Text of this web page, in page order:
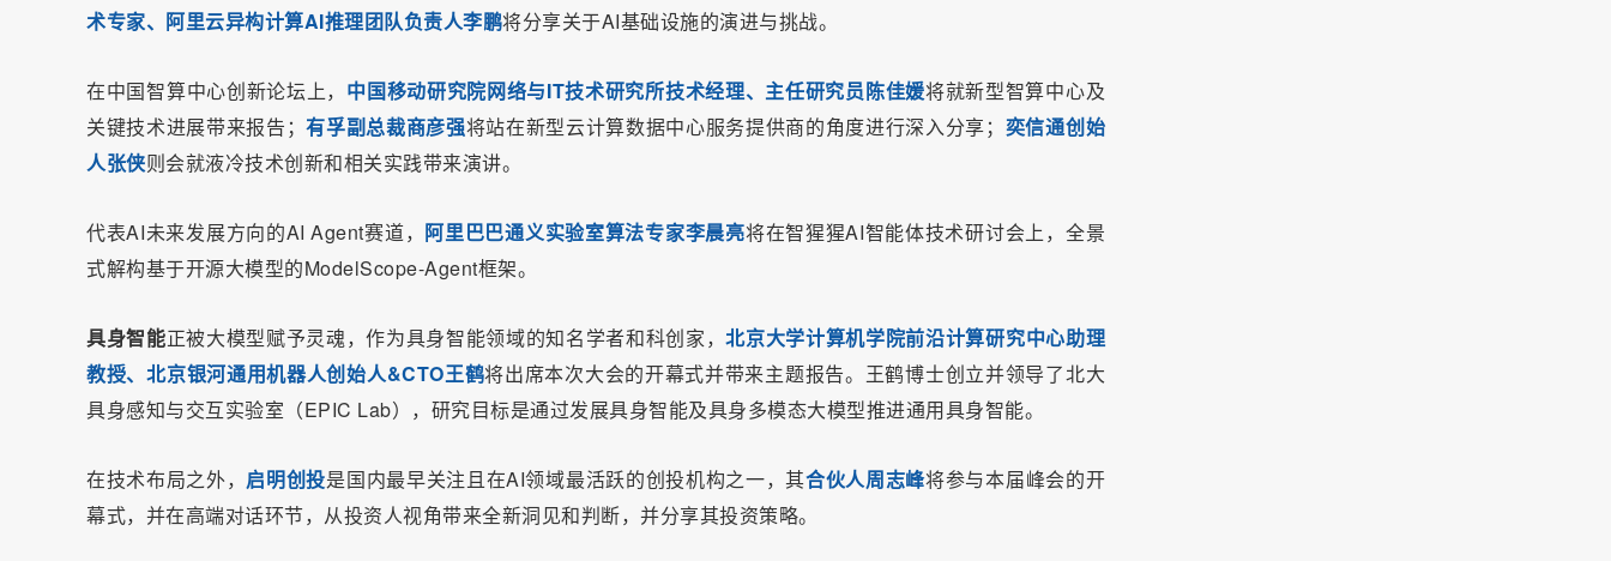
术专家、阿里云异构计算AI推理团队负责人李鹏将分享关于AI基础设施的演进与挑战。
在中国智算中心创新论坛上， 中国移动研究院网络与IT技术研究所技术经理、主任研究员陈佳媛将就新型智算中心及
关键技术进展带来报告；有孚副总裁商彦强将站在新型云计算数据中心服务提供商的角度进行深入分享； 奕信通创始
人张侠则会就液冷技术创新和相关实践带来演讲。
代表AI未来发展方向的AI Agent赛道， 阿里巴巴通义实验室算法专家李晨亮将在智猩猩AI智能体技术研讨会上，全景
式解构基于开源大模型的ModelScope-Agent框架。
具身智能正被大模型赋予灵魂，作为具身智能领域的知名学者和科创家，北京大学计算机学院前沿计算研究中心助理
教授、北京银河通用机器人创始人&CTO王鹤将出席本次大会的开幕式并带来主题报告。王鹤博士创立并领导了北大
具身感知与交互实验室（EPIC Lab），研究目标是通过发展具身智能及具身多模态大模型推进通用具身智能。
在技术布局之外， 启明创投是国内最早关注且在AI领域最活跃的创投机构之一，其合伙人周志峰将参与本届峰会的开
幕式，并在高端对话环节，从投资人视角带来全新洞见和判断，并分享其投资策略。